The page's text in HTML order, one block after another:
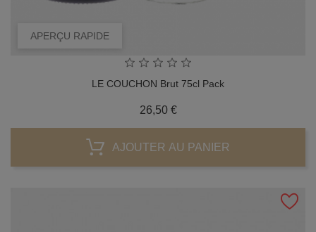
APERÇU RAPIDE
LE COUCHON Brut 75cl Pack
26,50 €Prix
AJOUTER AU PANIER